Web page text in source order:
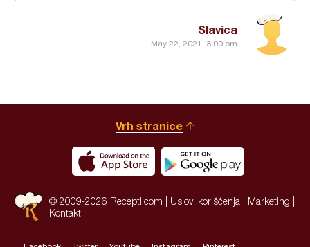
Slavica
May 22, 2021, 3:00 pm
Vrh stranice
© 2009-2026 Recepti.com | Uslovi korišćenja Marketing
Kontakt